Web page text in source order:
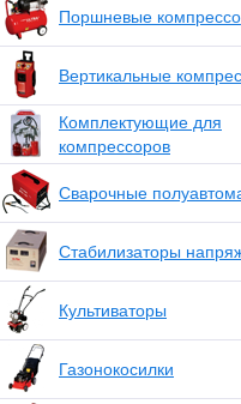
Поршневые
Вертикальные
Комплектующие для
компрессоров
Сварочные
Стабилизаторы
Культиваторы
Газонокосилки